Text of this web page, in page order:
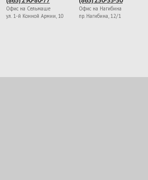
Офис на Сельмаше
ул. 1-й Конной Армии, 10
Офис на Нагибина
пр. Нагибина, 12/1